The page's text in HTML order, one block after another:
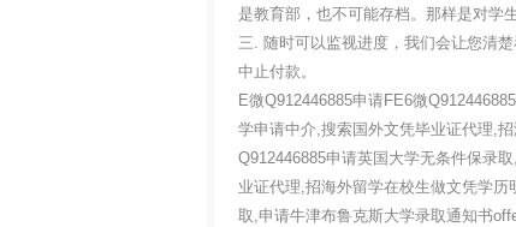
是教育部，也不可能存档。那样是对
三. 随时可以监视进度，我们会让您清
中止付款。
E微Q912446885申请FE6微
学申请中介,搜索国外文凭毕业证代理,
Q912446885申请英国大学无条件保录
业证代理,招海外留学在校生做文凭学
取,申请牛津布鲁克斯大学录取通知书